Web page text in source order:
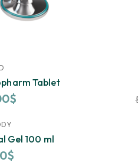
Tablet
$
TRENDING
Gel 100 ml
$